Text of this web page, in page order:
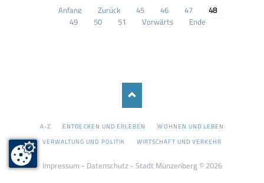
Anfang Zurück 45 46 47
48
49
50 51 Vorwärts Ende
NAVIGATION
A-Z ENTDECKEN UND ERLEBEN
WOHNEN UND LEBEN
VERWALTUNG UND POLITIK
WIRTSCHAFT UND VERKEHR
Impressum - Datenschutz- Stadt Münzenberg © 2026